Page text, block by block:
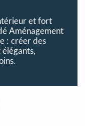
et fort
Aménagement
: créer des